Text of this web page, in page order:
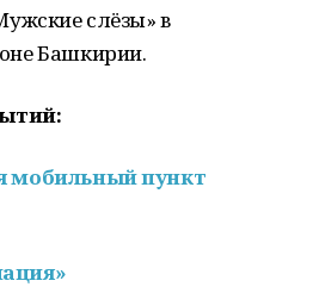
слёзы» в
Башкирии.
мобильный пункт